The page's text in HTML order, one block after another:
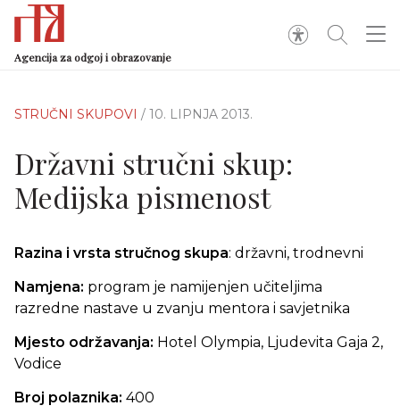
Agencija za odgoj i obrazovanje
STRUČNI SKUPOVI / 10. LIPNJA 2013.
Državni stručni skup:
Medijska pismenost
Razina i vrsta stručnog skupa: državni, trodnevni
Namjena: program je namijenjen učiteljima
razredne nastave u zvanju mentora i savjetnika
Mjesto održavanja: Hotel Olympia, Ljudevita Gaja 2,
Vodice
Broj polaznika: 400